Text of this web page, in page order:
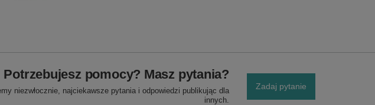
Potrzebujesz pomocy? Masz pytania?
niezwłocznie, najciekawsze pytania i odpowiedzi publikując dla
innych.
Zadaj pytanie